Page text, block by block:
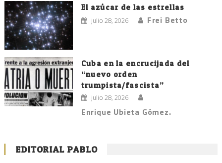
El azúcar de las estrellas
julio 28, 2026 Frei Betto
Cuba en la encrucijada del
“nuevo orden
trumpista/fascista”
julio 28, 2026
Enrique Ubieta Gómez.
EDITORIAL PABLO